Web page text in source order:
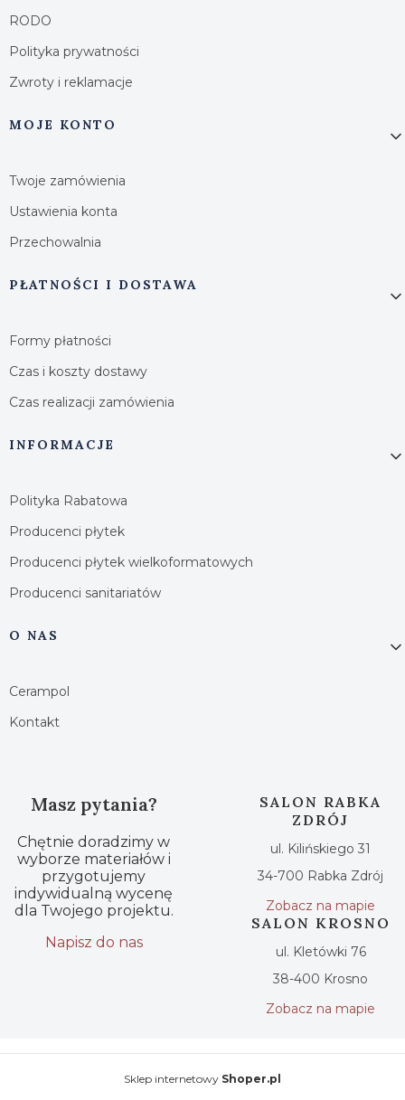
RODO
Polityka prywatności
Zwroty i reklamacje
MOJE KONTO
Twoje zamówienia
Ustawienia konta
Przechowalnia
PŁATNOŚCI I DOSTAWA
Formy płatności
Czas i koszty dostawy
Czas realizacji zamówienia
INFORMACJE
Polityka Rabatowa
Producenci płytek
Producenci płytek wielkoformatowych
Producenci sanitariatów
O NAS
Cerampol
Kontakt
Masz pytania?
Chętnie doradzimy w
wyborze materiałów i
przygotujemy
indywidualną wycenę
dla Twojego projektu.
Napisz do nas
SALON RABKA
ZDRÓJ
ul. Kilińskiego 31
34-700 Rabka Zdrój
Zobacz na mapie
SALON KROSNO
ul. Kletówki 76
38-400 Krosno
Zobacz na mapie
Sklep internetowy Shoper.pl